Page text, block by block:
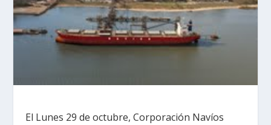
El Lunes 29 de octubre, Corporación Navíos